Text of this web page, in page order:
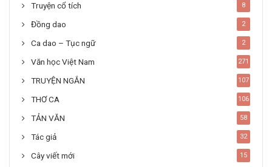
Truyện cổ tích 8
Đồng dao 2
Ca dao – Tục ngữ 2
Văn học Việt Nam 271
TRUYỆN NGẮN 107
THƠ CA 106
TẢN VĂN 58
Tác giả 32
Cây viết mới 15